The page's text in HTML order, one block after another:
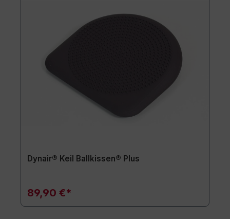
Dynair® Keil Ballkissen® Plus
89,90 €*